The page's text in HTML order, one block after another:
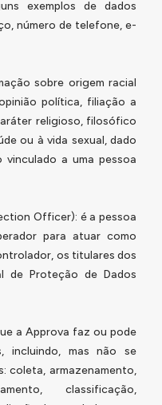
exemplos de dados
número de telefone, e-
sobre origem racial
política, filiação a
religioso, filosófico
ou à vida sexual, dado
a uma pessoa
Officer): é a pessoa
para atuar como
os titulares dos
de Proteção de Dados
a Approva faz ou pode
incluindo, mas não se
coleta, armazenamento,
classificação,